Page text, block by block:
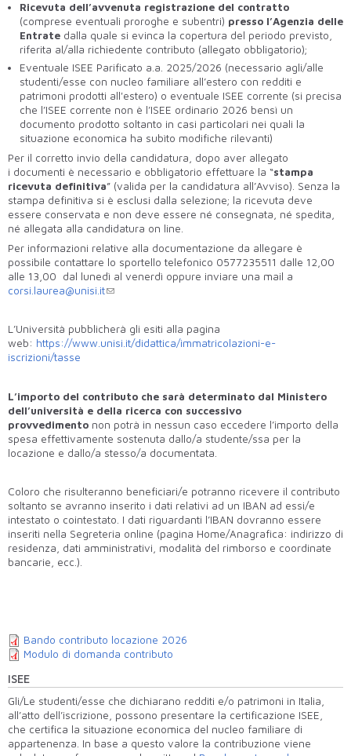
Ricevuta dell’avvenuta registrazione del contratto
(comprese eventuali proroghe e subentri) presso l’Agenzia delle
Entrate dalla quale si evinca la copertura del periodo previsto,
riferita al/alla richiedente contributo (allegato obbligatorio);
Eventuale ISEE Parificato a.a. 2025/2026 (necessario agli/alle
studenti/esse con nucleo familiare all’estero con redditi e
patrimoni prodotti all'estero) o eventuale ISEE corrente (si precisa
che l’ISEE corrente non è l’ISEE ordinario 2026 bensì un
documento prodotto soltanto in casi particolari nei quali la
situazione economica ha subìto modifiche rilevanti)
Per il corretto invio della candidatura, dopo aver allegato
i documenti è necessario e obbligatorio effettuare la “stampa
ricevuta definitiva” (valida per la candidatura all’Avviso). Senza la
stampa definitiva si è esclusi dalla selezione; la ricevuta deve
essere conservata e non deve essere né consegnata, né spedita,
né allegata alla candidatura on line.
Per informazioni relative alla documentazione da allegare è
possibile contattare lo sportello telefonico 0577235511 dalle 12,00
alle 13,00 dal lunedì al venerdì oppure inviare una mail a
corsi.laurea@unisi.it
L’Università pubblicherà gli esiti alla pagina
web: https://www.unisi.it/didattica/immatricolazioni-e-
iscrizioni/tasse
L’importo del contributo che sarà determinato dal Ministero
dell’università e della ricerca con successivo
provvedimento non potrà in nessun caso eccedere l’importo della
spesa effettivamente sostenuta dallo/a studente/ssa per la
locazione e dallo/a stesso/a documentata.
Coloro che risulteranno beneficiari/e potranno ricevere il contributo
soltanto se avranno inserito i dati relativi ad un IBAN ad essi/e
intestato o cointestato. I dati riguardanti l’IBAN dovranno essere
inseriti nella Segreteria online (pagina Home/Anagrafica: indirizzo di
residenza, dati amministrativi, modalità del rimborso e coordinate
bancarie, ecc.).
Bando contributo locazione 2026
Modulo di domanda contributo
ISEE
Gli/Le studenti/esse che dichiarano redditi e/o patrimoni in Italia,
all’atto dell’iscrizione, possono presentare la certificazione ISEE,
che certifica la situazione economica del nucleo familiare di
appartenenza. In base a questo valore la contribuzione viene